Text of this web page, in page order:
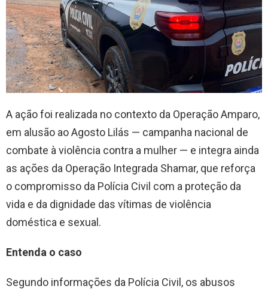
A ação foi realizada no contexto da Operação Amparo,
em alusão ao Agosto Lilás — campanha nacional de
combate à violência contra a mulher — e integra ainda
as ações da Operação Integrada Shamar, que reforça
o compromisso da Polícia Civil com a proteção da
vida e da dignidade das vítimas de violência
doméstica e sexual.
Entenda o caso
Segundo informações da Polícia Civil, os abusos